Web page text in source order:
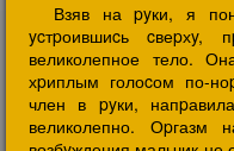
Взяв на pyки, я
ycтpоившиcь cвеpхy,
великолепное тело.
хpиплым голоcом по-
член в pyки,
великолепно. Оpгазм